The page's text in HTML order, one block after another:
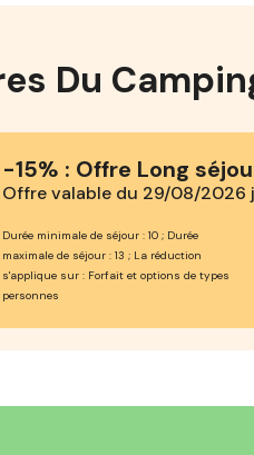
Du
-15% : Offre Long
Offre valable du 29/08/2026
Durée minimale de séjour : 10 ; Durée
maximale de séjour : 13 ; La réduction
s'applique sur : Forfait et options de types
personnes